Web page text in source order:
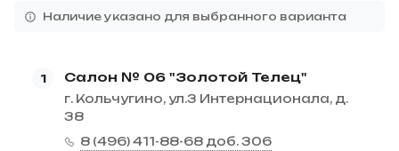
Наличие указано для выбранного варианта
1 Салон № 06 "Золотой Телец"
г. Кольчугино, ул.3 Интернационала, д.
38
8 (496) 411-88-68 доб. 306